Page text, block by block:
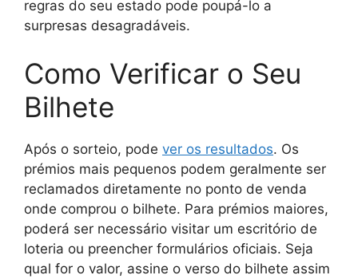
regras do seu estado pode poupá-lo a
surpresas desagradáveis.
Como Verificar o Seu
Bilhete
Após o sorteio, pode ver os resultados. Os
prémios mais pequenos podem geralmente ser
reclamados diretamente no ponto de venda
onde comprou o bilhete. Para prémios maiores,
poderá ser necessário visitar um escritório de
loteria ou preencher formulários oficiais. Seja
qual for o valor, assine o verso do bilhete assim